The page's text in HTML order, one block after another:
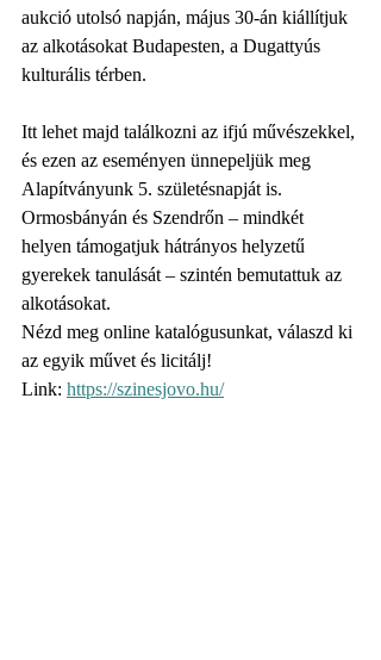
aukció utolsó napján, május 30-án kiállítjuk
az alkotásokat Budapesten, a Dugattyús
kulturális térben.
Itt lehet majd találkozni az ifjú művészekkel,
és ezen az eseményen ünnepeljük meg
Alapítványunk 5. születésnapját is.
Ormosbányán és Szendrőn – mindkét
helyen támogatjuk hátrányos helyzetű
gyerekek tanulását – szintén bemutattuk az
alkotásokat.
Nézd meg online katalógusunkat, válaszd ki
az egyik művet és licitálj!
Link: https://szinesjovo.hu/